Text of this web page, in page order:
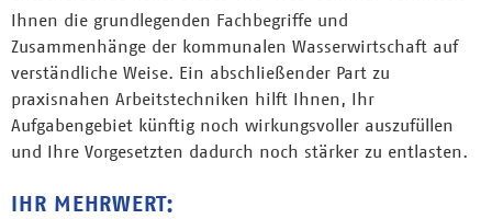
Ihnen die grundlegenden Fachbegriffe und
Zusammenhänge der kommunalen Wasserwirtschaft auf
verständliche Weise. Ein abschließender Part zu
praxisnahen Arbeitstechniken hilft Ihnen, Ihr
Aufgabengebiet künftig noch wirkungsvoller auszufüllen
und Ihre Vorgesetzten dadurch noch stärker zu entlasten.
IHR MEHRWERT: